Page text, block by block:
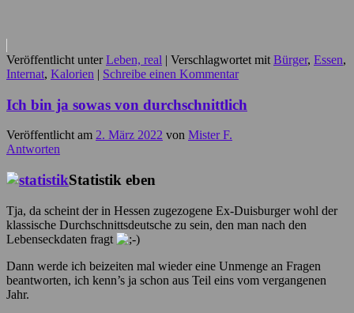
Veröffentlicht unter Leben, real | Verschlagwortet mit Bürger, Essen,
Internat, Kalorien | Schreibe einen Kommentar
Ich bin ja sowas von durchschnittlich
Veröffentlicht am 2. März 2022 von Mister F.
Antworten
Statistik eben
Tja, da scheint der in Hessen zugezogene Ex-Duisburger wohl der
klassische Durchschnittsdeutsche zu sein, den man nach den
Lebenseckdaten fragt
Dann werde ich beizeiten mal wieder eine Unmenge an Fragen
beantworten, ich kenn’s ja schon aus Teil eins vom vergangenen
Jahr.